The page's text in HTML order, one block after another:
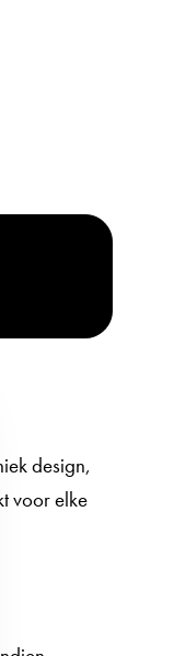
design,
voor elke